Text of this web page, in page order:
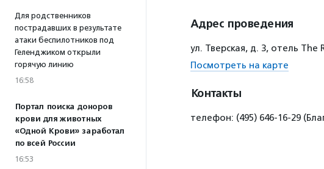
Для родственников
пострадавших в результате
атаки беспилотников под
Геленджиком открыли
горячую линию
16:58
Портал поиска доноров
крови для животных
«Одной Крови» заработал
по всей России
16:53
Адрес проведения
ул. Тверская, д. 3, отель The
Посмотреть на карте
Контакты
телефон: (495) 646-16-29